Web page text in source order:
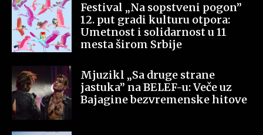
Festival „Na sopstveni pogon”
12. put gradi kulturu otpora:
Umetnost i solidarnost u 11
mesta širom Srbije
Mjuzikl „Sa druge strane
jastuka” na BELEF-u: Veče uz
Bajagine bezvremenske hitove